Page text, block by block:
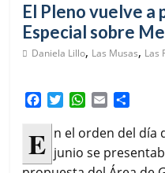
El Pleno vuelve a
Especial sobre
Daniela Lillo, Las Musas, Las
e
b
i
t
t
W
a
t
s
a
i
l
m
p
a
E n el orden del día
junio se